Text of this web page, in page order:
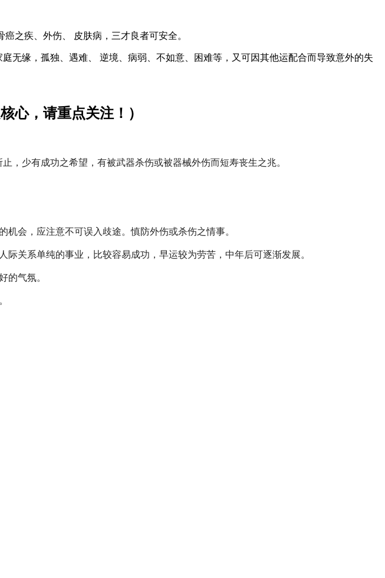
之疾、外伤、 皮肤病，三才良者可安全。
缘，孤独、遇难、 逆境、病弱、不如意、困难等，又可因其他运配合而导致意外的失
心，请重点关注！）
，少有成功之希望，有被武器杀伤或被器械外伤而短寿丧生之兆。
会，应注意不可误入歧途。慎防外伤或杀伤之情事。
关系单纯的事业，比较容易成功，早运较为劳苦，中年后可逐渐发展。
的气氛。